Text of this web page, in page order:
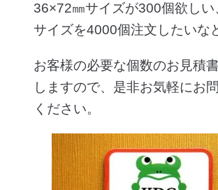
36×72㎜サイズが300個欲し
サイズを4000個注文したいな
お客様の必要な個数のお見積
しますので、是非お気軽にお
ください。